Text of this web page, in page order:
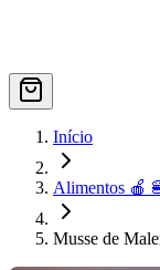
Início
Alimentos 🍎
Musse de